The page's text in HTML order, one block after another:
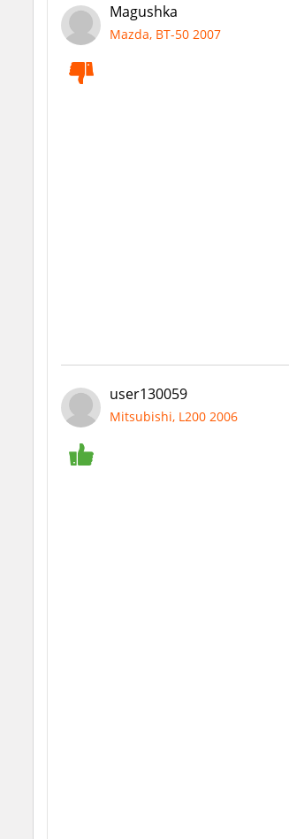
Magushka
Mazda, BT-50 2007
user130059
Mitsubishi, L200 2006